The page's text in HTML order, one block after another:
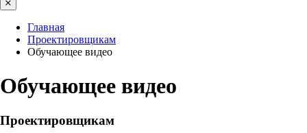
Главная
Проектировщикам
Обучающее видео
Обучающее видео
Проектировщикам